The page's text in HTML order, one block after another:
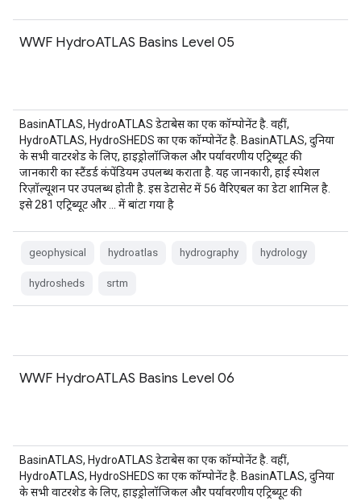
WWF HydroATLAS Basins Level 05
BasinATLAS, HydroATLAS डेटाबेस का एक कॉम्पोनेंट है. वहीं,
HydroATLAS, HydroSHEDS का एक कॉम्पोनेंट है. BasinATLAS, दुनिया
के सभी वाटरशेड के लिए, हाइड्रोलॉजिकल और पर्यावरणीय एट्रिब्यूट की
जानकारी का स्टैंडर्ड कंपेंडियम उपलब्ध कराता है. यह जानकारी, हाई स्पेशल
रिज़ॉल्यूशन पर उपलब्ध होती है. इस डेटासेट में 56 वैरिएबल का डेटा शामिल है.
इसे 281 एट्रिब्यूट और … में बांटा गया है
geophysical hydroatlas hydrography hydrology
hydrosheds srtm
WWF HydroATLAS Basins Level 06
BasinATLAS, HydroATLAS डेटाबेस का एक कॉम्पोनेंट है. वहीं,
HydroATLAS, HydroSHEDS का एक कॉम्पोनेंट है. BasinATLAS, दुनिया
के सभी वाटरशेड के लिए, हाइड्रोलॉजिकल और पर्यावरणीय एट्रिब्यूट की